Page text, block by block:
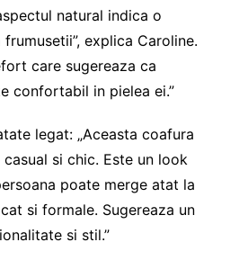
natural indica o
explica Caroline.
care sugereaza ca
confortabil in pielea ei.”
legat: „Aceasta coafura
si chic. Este un look
poate merge atat la
si formale. Sugereaza un
si stil.”